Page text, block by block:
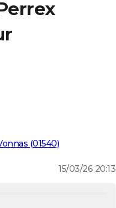
(01540)
15/03/26 20:13